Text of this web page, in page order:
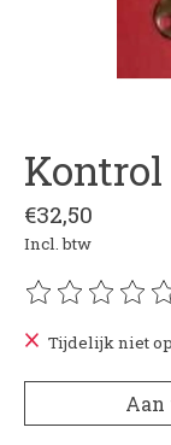
Kontrol
€32,50
Incl. btw
De
Tijdelijk niet
Aan